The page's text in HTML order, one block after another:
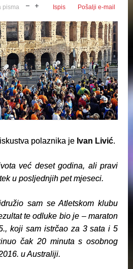
pisma Ispis Pošalji e-mail
polaznika je Ivan Livić.
već deset godina, ali pravi
u posljednjih pet mjeseci.
sam se Atletskom klubu
te odluke bio je – maraton
koji sam istrčao za 3 sata i 5
čak 20 minuta s osobnog
u Australiji.